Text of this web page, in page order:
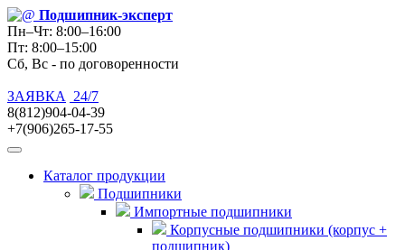
Подшипник-эксперт
Пн–Чт: 8:00–16:00
Пт: 8:00–15:00
Сб, Вс - по договоренности
ЗАЯВКА
24/7
8(812)904-04-39
+7(906)265-17-55
Каталог продукции
Подшипники
Импортные подшипники
Корпусные подшипники (корпус +
подшипник)